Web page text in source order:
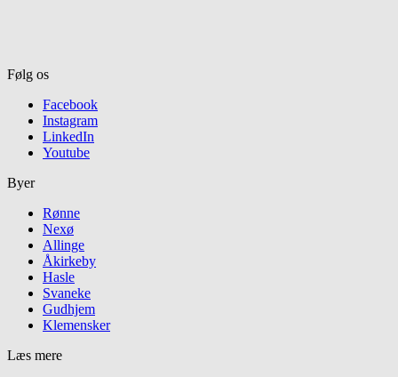
Følg os
Facebook
Instagram
LinkedIn
Youtube
Byer
Rønne
Nexø
Allinge
Åkirkeby
Hasle
Svaneke
Gudhjem
Klemensker
Læs mere